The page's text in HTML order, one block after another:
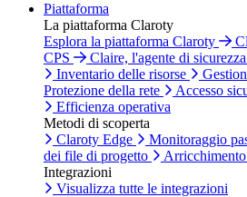
Piattaforma
La piattaforma Claroty
Esplora la piattaforma Claroty
CPS
Claire, l'agente di
Inventario delle risorse
Protezione della rete
Accesso
Efficienza operativa
Metodi di scoperta
Claroty Edge
Monitoraggio
dei file di progetto
Arricchimento
Integrazioni
Visualizza tutte le integrazioni